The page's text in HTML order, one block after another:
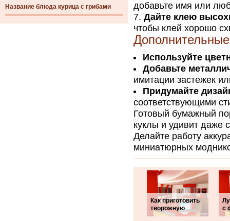
Название блюда курица с грибами
добавьте имя или
Дайте клею
чтобы клей хорошо
Используйте
Добавьте
имитации застежек
Придумайте
соответствующими
Готовый бумажный
куклы и удивит даже
Делайте работу
миниатюрных
Как приготовить
творожную
с